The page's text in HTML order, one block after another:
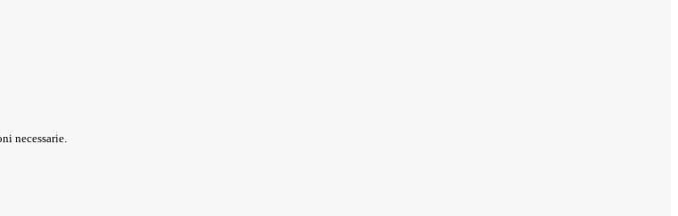
necessarie.